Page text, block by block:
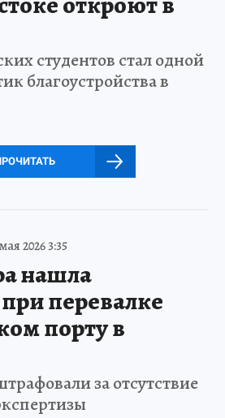
студентов стал одной
благоустройства в
2026 3:35
нашла
перевалке
порту в
за отсутствие